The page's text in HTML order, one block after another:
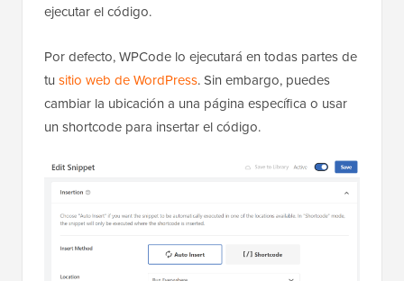
ejecutar el código.
Por defecto, WPCode lo ejecutará en todas partes de
tu sitio web de WordPress. Sin embargo, puedes
cambiar la ubicación a una página específica o usar
un shortcode para insertar el código.